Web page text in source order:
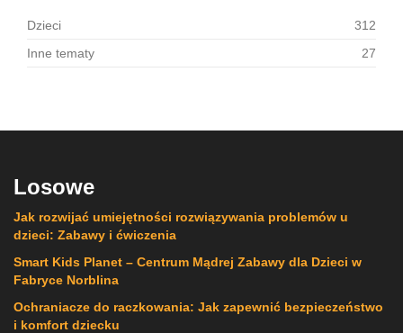
Dzieci
312
Inne tematy
27
Losowe
Jak rozwijać umiejętności rozwiązywania problemów u
dzieci: Zabawy i ćwiczenia
Smart Kids Planet – Centrum Mądrej Zabawy dla Dzieci w
Fabryce Norblina
Ochraniacze do raczkowania: Jak zapewnić bezpieczeństwo
i komfort dziecku